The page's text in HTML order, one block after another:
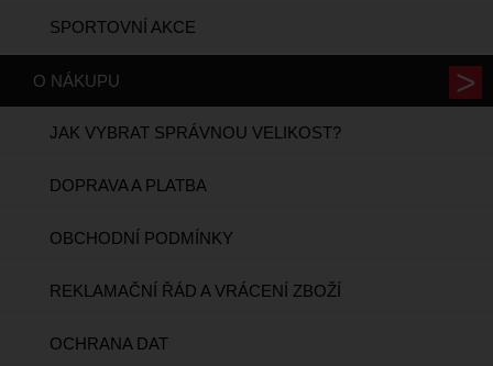
SPORTOVNÍ AKCE
O NÁKUPU
JAK VYBRAT SPRÁVNOU VELIKOST?
DOPRAVA A PLATBA
OBCHODNÍ PODMÍNKY
REKLAMAČNÍ ŘÁD A VRÁCENÍ ZBOŽÍ
OCHRANA DAT